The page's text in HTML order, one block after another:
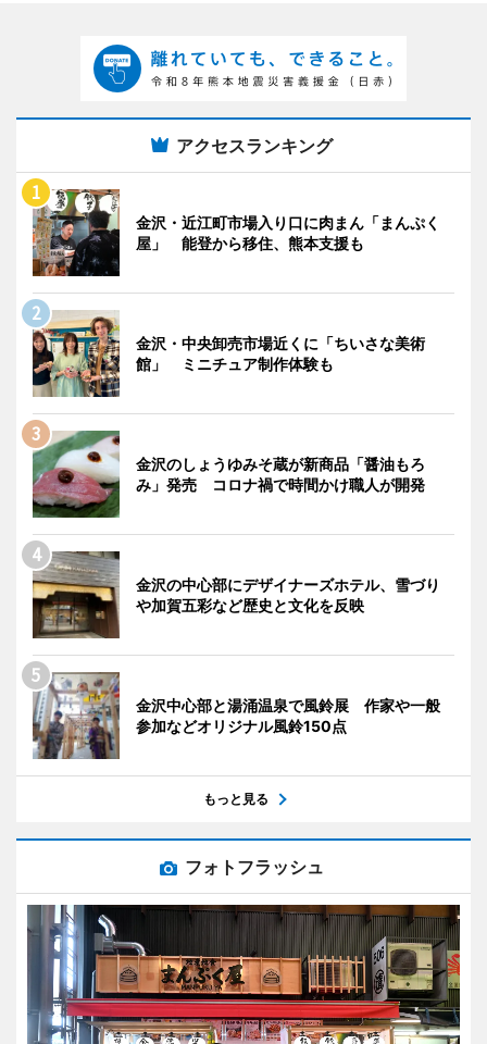
アクセスランキング
金沢・近江町市場入り口に肉まん「まんぷく
屋」 能登から移住、熊本支援も
金沢・中央卸売市場近くに「ちいさな美術
館」 ミニチュア制作体験も
金沢のしょうゆみそ蔵が新商品「醤油もろ
み」発売 コロナ禍で時間かけ職人が開発
金沢の中心部にデザイナーズホテル、雪づり
や加賀五彩など歴史と文化を反映
金沢中心部と湯涌温泉で風鈴展 作家や一般
参加などオリジナル風鈴150点
もっと見る
フォトフラッシュ